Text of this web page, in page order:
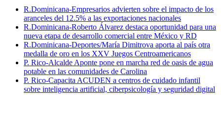
R.Dominicana-Empresarios advierten sobre el impacto de los
aranceles del 12.5% a las exportaciones nacionales
R.Dominicana-Roberto Álvarez destaca oportunidad para una
nueva etapa de desarrollo comercial entre México y RD
R.Dominicana-Deportes/María Dimitrova aporta al país otra
medalla de oro en los XXV Juegos Centroamericanos
P. Rico-Alcalde Aponte pone en marcha red de oasis de agua
potable en las comunidades de Carolina
P. Rico-Capacita ACUDEN a centros de cuidado infantil
sobre inteligencia artificial, ciberpsicología y seguridad digital